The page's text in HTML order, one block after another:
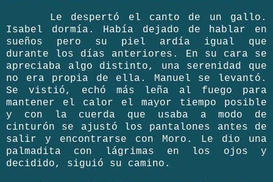
Le despertó el canto de un gallo.
Isabel dormía. Había dejado de hablar en
sueños pero su piel ardía igual que
durante los días anteriores. En su cara se
apreciaba algo distinto, una serenidad que
no era propia de ella. Manuel se levantó.
Se vistió, echó más leña al fuego para
mantener el calor el mayor tiempo posible
y con la cuerda que usaba a modo de
cinturón se ajustó los pantalones antes de
salir y encontrarse con Moro. Le dio una
palmadita con lágrimas en los ojos y
decidido, siguió su camino.